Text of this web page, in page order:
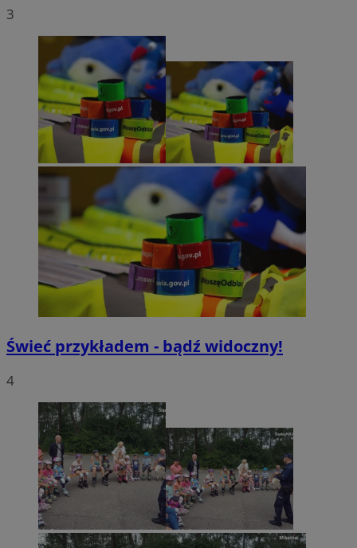
3
Świeć przykładem - bądź widoczny!
4